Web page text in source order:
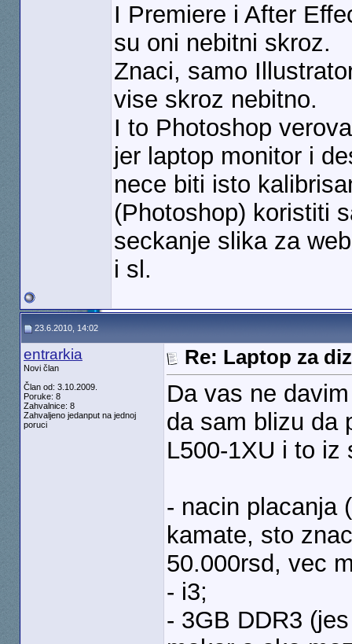
I Premiere i After
su oni nebitni skroz.
Znaci, samo
vise skroz nebitno.
I to Photoshop
jer laptop monitor i
nece biti isto
(Photoshop) koristiti
seckanje slika za
i sl.
23.6.2010, 14:02
entrarkia
Novi član
Član od: 3.10.2009.
Poruke: 8
Zahvalnice: 8
Zahvaljeno jedanput na jednoj
poruci
Re: Laptop za
Da vas ne
da sam blizu da
L500-1XU i to iz
- nacin placanja
kamate, sto
50.000rsd, vec
- i3;
- 3GB DDR3